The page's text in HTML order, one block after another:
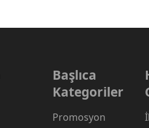
Başlıca
Kategoriler
Promosyon